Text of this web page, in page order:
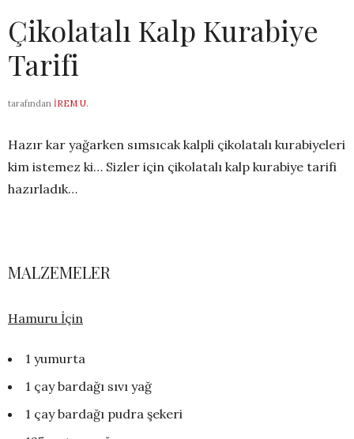
Çikolatalı Kalp Kurabiye
Tarifi
tarafından İREM U.
Hazır kar yağarken sımsıcak kalpli çikolatalı kurabiyeleri
kim istemez ki… Sizler için çikolatalı kalp kurabiye tarifi
hazırladık…
MALZEMELER
Hamuru İçin
1 yumurta
1 çay bardağı sıvı yağ
1 çay bardağı pudra şekeri